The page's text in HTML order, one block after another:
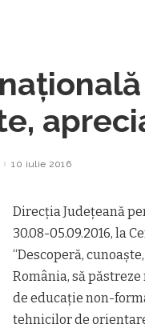
10 iulie 2016
Direcţia Judeţeană
30.08-05.09.2016, la
“Descoperă,
România, să
de educaţie non-
tehnicilor de